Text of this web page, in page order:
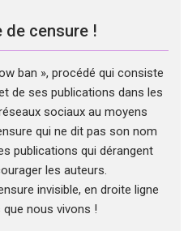
censure !
ban », procédé qui consiste
de ses publications dans les
sociaux au moyens
qui ne dit pas son nom
publications qui dérangent
les auteurs.
invisible, en droite ligne
nous vivons !